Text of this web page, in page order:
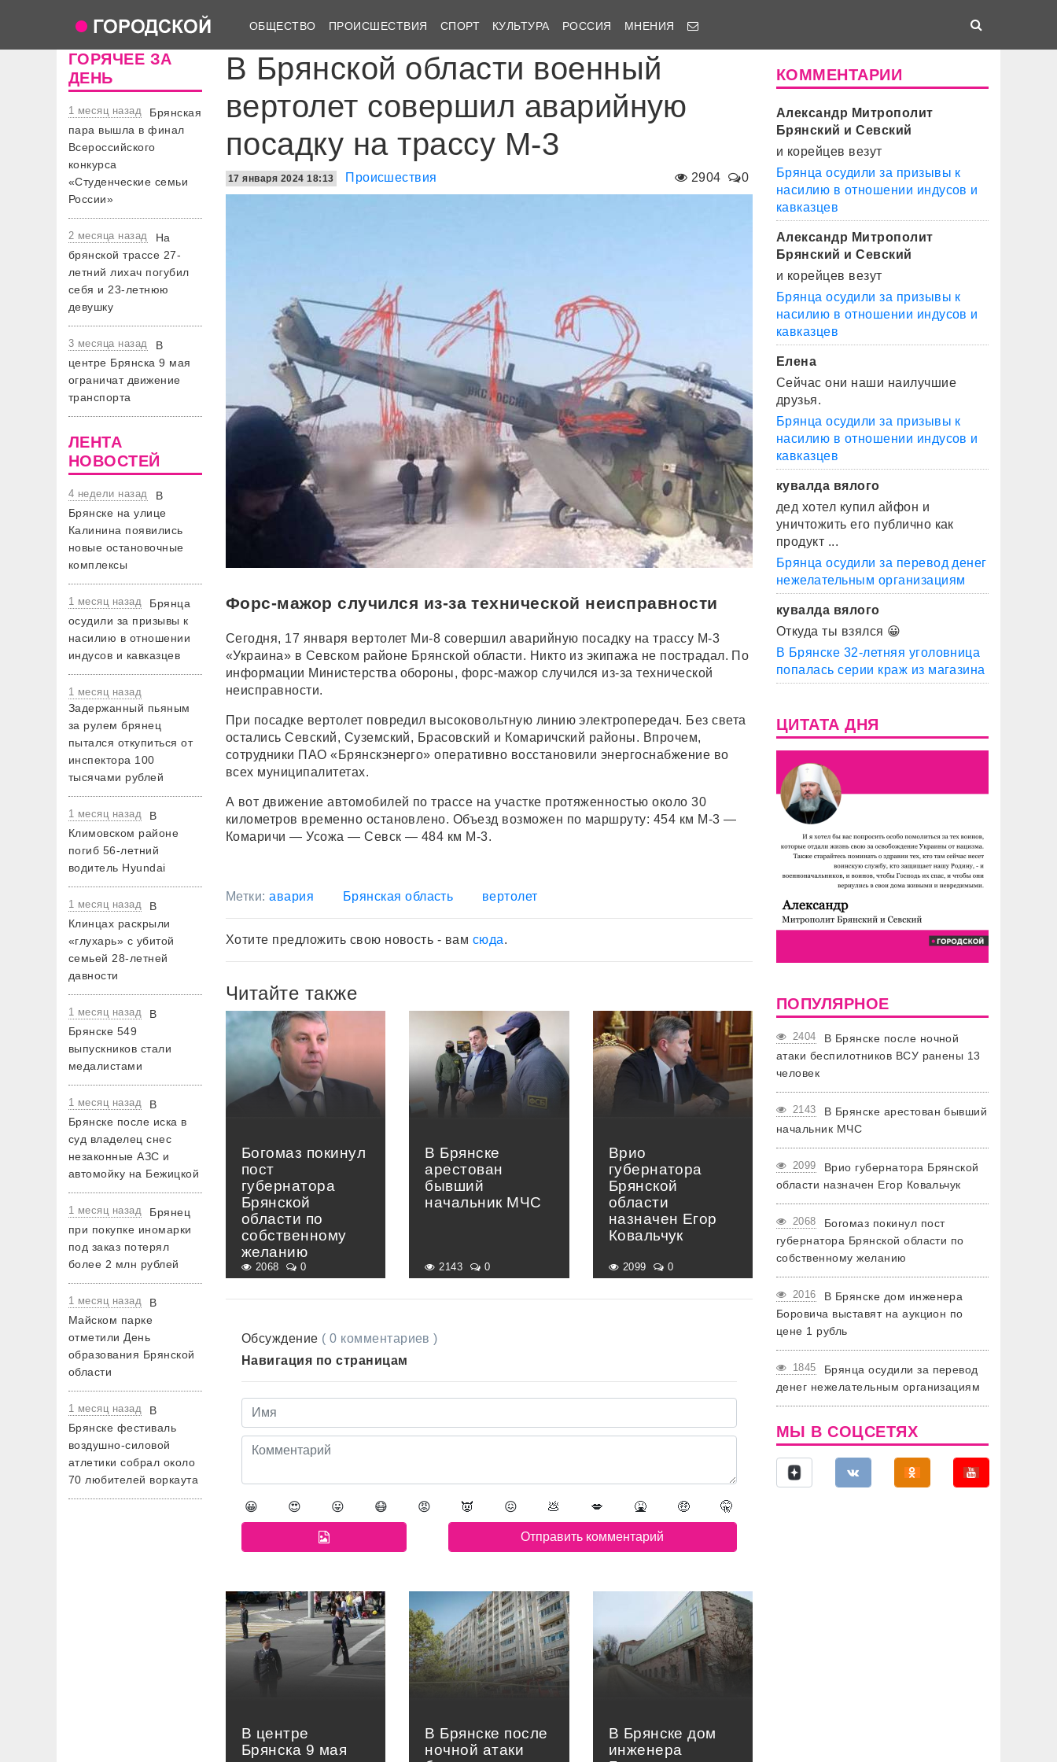
ОБЩЕСТВО ПРОИСШЕСТВИЯ СПОРТ КУЛЬТУРА РОССИЯ МНЕНИЯ
ГОРЯЧЕЕ ЗА
ДЕНЬ
1 месяц назад
Брянская
пара вышла в финал
Всероссийского
конкурса
«Студенческие семьи
России»
2 месяца назад
На
брянской трассе 27-
летний лихач погубил
себя и 23-летнюю
девушку
3 месяца назад
В
центре Брянска 9 мая
ограничат движение
транспорта
ЛЕНТА
НОВОСТЕЙ
4 недели назад
В
Брянске на улице
Калинина появились
новые остановочные
комплексы
1 месяц назад
Брянца
осудили за призывы к
насилию в отношении
индусов и кавказцев
1 месяц назад
Задержанный пьяным
за рулем брянец
пытался откупиться от
инспектора 100
тысячами рублей
1 месяц назад
В
Климовском районе
погиб 56-летний
водитель Hyundai
1 месяц назад
В
Клинцах раскрыли
«глухарь» с убитой
семьей 28-летней
давности
1 месяц назад
В
Брянске 549
выпускников стали
медалистами
1 месяц назад
В
Брянске после иска в
суд владелец снес
незаконные АЗС и
автомойку на Бежицкой
1 месяц назад
Брянец
при покупке иномарки
под заказ потерял
более 2 млн рублей
1 месяц назад
В
Майском парке
отметили День
образования Брянской
области
1 месяц назад
В
Брянске фестиваль
воздушно-силовой
атлетики собрал около
70 любителей воркаута
В Брянской области военный
вертолет совершил аварийную
посадку на трассу М-3
2904 0
17 января 2024 18:13 Происшествия
Форс-мажор случился из-за технической неисправности
Сегодня, 17 января вертолет Ми-8 совершил аварийную посадку на трассу М-3
«Украина» в Севском районе Брянской области. Никто из экипажа не пострадал. По
информации Министерства обороны, форс-мажор случился из-за технической
неисправности.
При посадке вертолет повредил высоковольтную линию электропередач. Без света
остались Севский, Суземский, Брасовский и Комаричский районы. Впрочем,
сотрудники ПАО «Брянскэнерго» оперативно восстановили энергоснабжение во
всех муниципалитетах.
А вот движение автомобилей по трассе на участке протяженностью около 30
километров временно остановлено. Объезд возможен по маршруту: 454 км М-3 —
Комаричи — Усожа — Севск — 484 км М-3.
Метки:авария Брянская область вертолет
Хотите предложить свою новость - вам сюда.
Читайте также
Богомаз покинул
пост
губернатора
Брянской
области по
собственному
желанию
2068 0
В Брянске
арестован
бывший
начальник МЧС
2143 0
Врио
губернатора
Брянской
области
назначен Егор
Ковальчук
2099 0
Обсуждение ( 0 комментариев )
Навигация по страницам
😀 😍 😛 😷 😡 👿 😖 💩 💋 🤮 🤑 🤫
В центре
Брянска 9 мая
В Брянске после
ночной атаки
В Брянске дом
инженера
КОММЕНТАРИИ
Александр Митрополит
Брянский и Севский
и корейцев везут
Брянца осудили за призывы к
насилию в отношении индусов и
кавказцев
Александр Митрополит
Брянский и Севский
и корейцев везут
Брянца осудили за призывы к
насилию в отношении индусов и
кавказцев
Елена
Сейчас они наши наилучшие
друзья.
Брянца осудили за призывы к
насилию в отношении индусов и
кавказцев
кувалда вялого
дед хотел купил айфон и
уничтожить его публично как
продукт ...
Брянца осудили за перевод денег
нежелательным организациям
кувалда вялого
Откуда ты взялся 😀
В Брянске 32-летняя уголовница
попалась серии краж из магазина
ЦИТАТА ДНЯ
ПОПУЛЯРНОЕ
2404
В Брянске после ночной
атаки беспилотников ВСУ ранены 13
человек
2143
В Брянске арестован бывший
начальник МЧС
2099
Врио губернатора Брянской
области назначен Егор Ковальчук
2068
Богомаз покинул пост
губернатора Брянской области по
собственному желанию
2016
В Брянске дом инженера
Боровича выставят на аукцион по
цене 1 рубль
1845
Брянца осудили за перевод
денег нежелательным организациям
МЫ В СОЦСЕТЯХ